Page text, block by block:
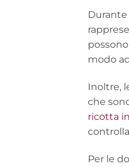
modo
Inoltre,
che
ricotta
Per le